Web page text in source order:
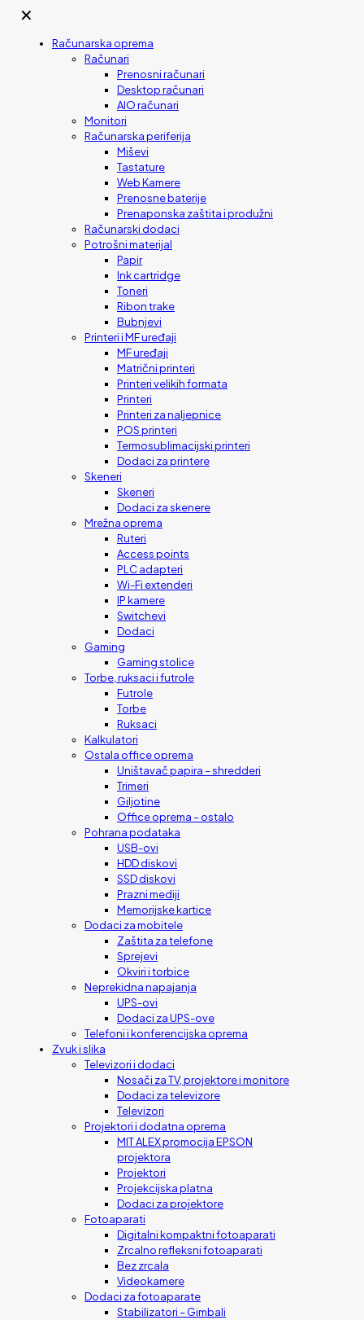
✕
Računarska oprema
Računari
Prenosni računari
Desktop računari
AIO računari
Monitori
Računarska periferija
Miševi
Tastature
Web Kamere
Prenosne baterije
Prenaponska zaštita i produžni
Računarski dodaci
Potrošni materijal
Papir
Ink cartridge
Toneri
Ribon trake
Bubnjevi
Printeri i MF uređaji
MF uređaji
Matrični printeri
Printeri velikih formata
Printeri
Printeri za naljepnice
POS printeri
Termosublimacijski printeri
Dodaci za printere
Skeneri
Skeneri
Dodaci za skenere
Mrežna oprema
Ruteri
Access points
PLC adapteri
Wi-Fi extenderi
IP kamere
Switchevi
Dodaci
Gaming
Gaming stolice
Torbe, ruksaci i futrole
Futrole
Torbe
Ruksaci
Kalkulatori
Ostala office oprema
Uništavač papira – shredderi
Trimeri
Giljotine
Office oprema – ostalo
Pohrana podataka
USB-ovi
HDD diskovi
SSD diskovi
Prazni mediji
Memorijske kartice
Dodaci za mobitele
Zaštita za telefone
Sprejevi
Okviri i torbice
Neprekidna napajanja
UPS-ovi
Dodaci za UPS-ove
Telefoni i konferencijska oprema
Zvuk i slika
Televizori i dodaci
Nosači za TV, projektore i monitore
Dodaci za televizore
Televizori
Projektori i dodatna oprema
MIT ALEX promocija EPSON
projektora
Projektori
Projekcijska platna
Dodaci za projektore
Fotoaparati
Digitalni kompaktni fotoaparati
Zrcalno refleksni fotoaparati
Bez zrcala
Videokamere
Dodaci za fotoaparate
Stabilizatori – Gimbali